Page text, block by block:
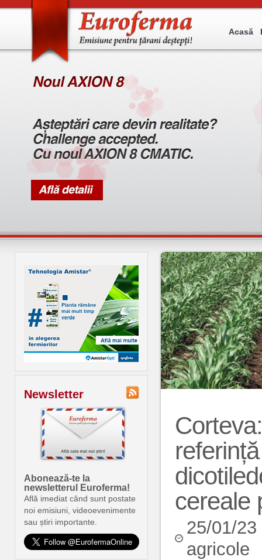
Acasă
Newsletter
Abonează-te la
newsletterul Euroferma!
Află imediat când sunt postate
noi emisiuni, videoevenimente
sau știri importante.
cereale
25/01/
agricole